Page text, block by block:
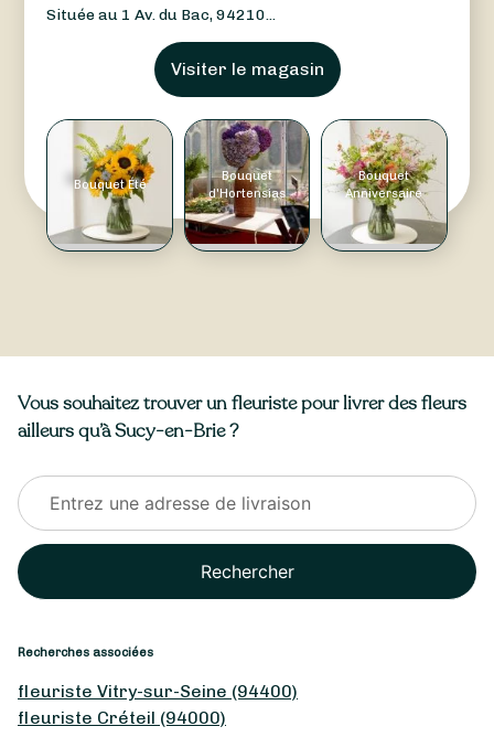
Située au 1 Av. du Bac, 94210...
Visiter le magasin
Bouquet Été
Bouquet
d'Hortensias
Bouquet
Anniversaire
Vous souhaitez trouver un fleuriste pour livrer des fleurs
ailleurs qu’à Sucy-en-Brie ?
Rechercher
Recherches associées
fleuriste Vitry-sur-Seine (94400)
fleuriste Créteil (94000)